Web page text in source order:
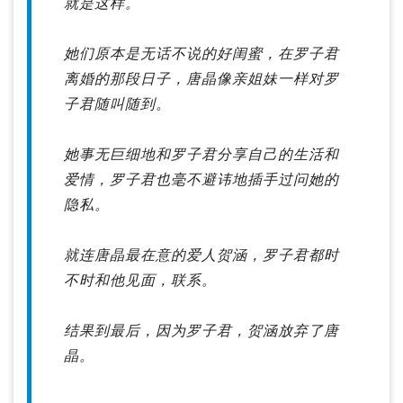
她们原本是无话不说的好闺蜜，在罗子君
离婚的那段日子，唐晶像亲姐妹一样对罗
子君随叫随到。
她事无巨细地和罗子君分享自己的生活和
爱情，罗子君也毫不避讳地插手过问她的
隐私。
就连唐晶最在意的爱人贺涵，罗子君都时
不时和他见面，联系。
结果到最后，因为罗子君，贺涵放弃了唐
晶。